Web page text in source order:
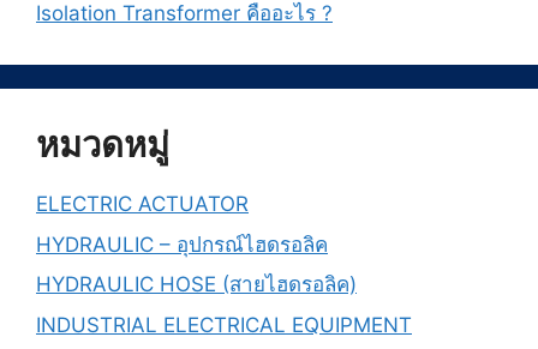
Isolation Transformer คืออะไร ?
หมวดหมู่
ELECTRIC ACTUATOR
HYDRAULIC – อุปกรณ์ไฮดรอลิค
HYDRAULIC HOSE (สายไฮดรอลิค)
INDUSTRIAL ELECTRICAL EQUIPMENT